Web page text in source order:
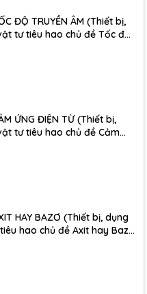
ĐỘ TRUYỀN ÂM (Thiết bị,
tư tiêu hao chủ đề Tốc độ
ỨNG ĐIỆN TỪ (Thiết bị,
tư tiêu hao chủ đề Cảm
HAY BAZƠ (Thiết bị, dụng
hao chủ đề Axit hay Bazơ